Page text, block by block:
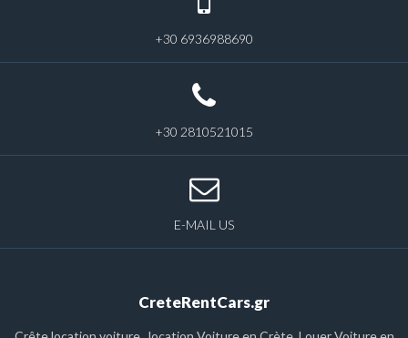
+30 6936988690
+30 2810521015
E-MAIL US
CreteRentCars.gr